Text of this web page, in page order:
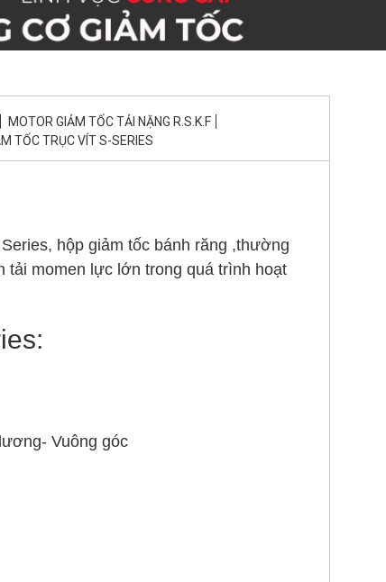
MOTOR GIẢM TỐC TẢI NẶNG R.S.K.F
TỐC TRỤC VÍT S-SERIES
hộp giảm tốc bánh răng ,thường
tải momen lực lớn trong quá trình hoạt
Vuông góc